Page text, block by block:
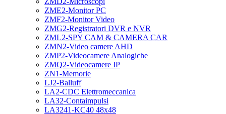
ZME2-Monitor PC
ZMF2-Monitor Video
ZMG2-Registratori DVR e NVR
ZML2-SPY CAM & CAMERA CAR
ZMN2-Video camere AHD
ZMP2-Videocamere Analogiche
ZMQ2-Videocamere IP
ZN1-Memorie
LJ2-Balluff
LA2-CDC Elettromeccanica
LA32-Contaimpulsi
LA3241-KC40 48x48